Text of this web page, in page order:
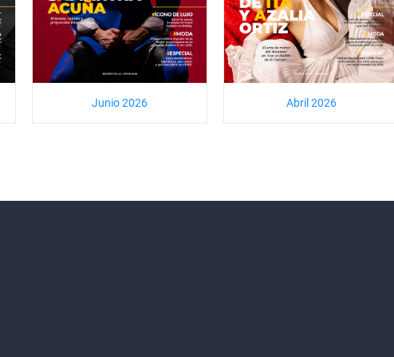
Junio 2026 Abril 2026